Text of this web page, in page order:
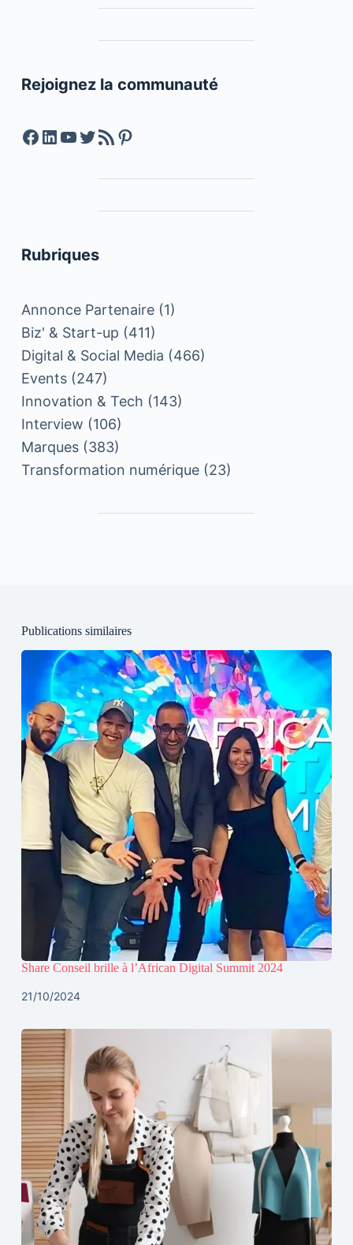
Rejoignez la communauté
Facebook
LinkedIn
YouTube
Twitter
Feed RSSPinterest
Rubriques
Annonce Partenaire(1)
Biz' & Start-up (411)
Digital & Social Media (466)
Events(247)
Innovation & Tech (143)
Interview (106)
Marques(383)
Transformation numérique(23)
Publications similaires
Share Conseil brille à l’African Digital Summit 2024
21/10/2024